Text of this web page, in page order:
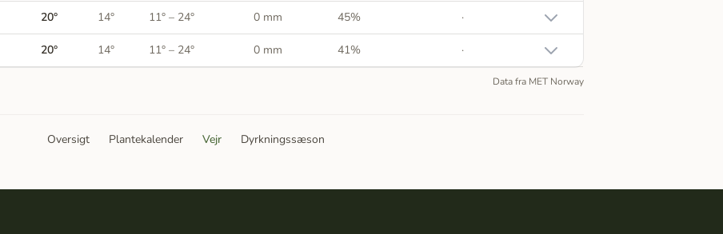
20° 14° 11° – 24° 0 mm 45% ·
20° 14° 11° – 24° 0 mm 41% ·
Data fra MET Norway
Oversigt Plantekalender Vejr Dyrkningssæson